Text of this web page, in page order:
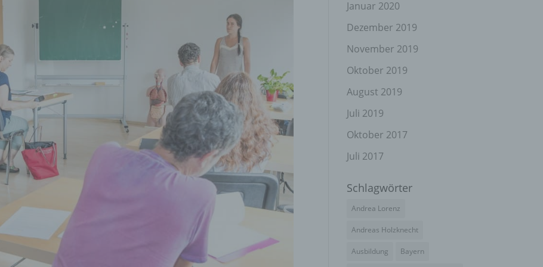
Januar 2020
Dezember 2019
November 2019
Oktober 2019
August 2019
Juli 2019
Oktober 2017
Juli 2017
Schlagwörter
Andrea Lorenz
Andreas Holzknecht
Ausbildung Bayern
natürlichen Person zu analysieren oder vorherzusagen.
ist die Verarbeitung personenbezogener Daten in
Weise, auf welche die personenbezogenen Daten ohne
zusätzlicher Informationen nicht mehr einer spezifischen
Person zugeordnet werden können, sofern diese zusätzlichen
gesondert aufbewahrt werden und technischen und
Maßnahmen unterliegen, die gewährleisten, dass die
Daten nicht einer identifizierten oder identifizierbaren
Person zugewiesen werden.
oder für die Verarbeitung Verantwortlicher
oder für die Verarbeitung Verantwortlicher ist die
oder juristische Person, Behörde, Einrichtung oder andere
die allein oder gemeinsam mit anderen über die Zwecke und Mittel
Verarbeitung von personenbezogenen Daten entscheidet. Sind die
und Mittel dieser Verarbeitung durch das Unionsrecht oder das
der Mitgliedstaaten vorgegeben, so kann der Verantwortliche
können die bestimmten Kriterien seiner Benennung
dem Unionsrecht oder dem Recht der Mitgliedstaaten vorgesehen